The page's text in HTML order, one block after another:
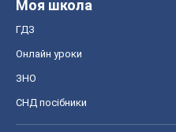
Моя школа
ГДЗ
Онлайн уроки
ЗНО
СНД посібники